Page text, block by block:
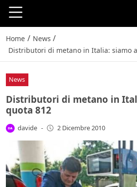
Home / News /
Distributori di metano in Italia: siamo
News
Distributori di metano in
quota 812
davide - 2 Dicembre 2010